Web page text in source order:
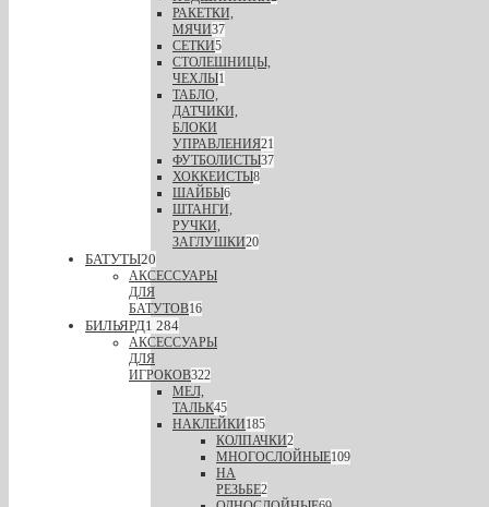
РАКЕТКИ,
МЯЧИ37
СЕТКИ5
СТОЛЕШНИЦЫ,
ЧЕХЛЫ1
ТАБЛО,
ДАТЧИКИ,
БЛОКИ
УПРАВЛЕНИЯ21
ФУТБОЛИСТЫ37
ХОККЕИСТЫ8
ШАЙБЫ6
ШТАНГИ,
РУЧКИ,
ЗАГЛУШКИ20
БАТУТЫ20
АКСЕССУАРЫ
ДЛЯ
БАТУТОВ16
БИЛЬЯРД1 284
АКСЕССУАРЫ
ДЛЯ
ИГРОКОВ322
МЕЛ,
ТАЛЬК45
НАКЛЕЙКИ185
КОЛПАЧКИ2
МНОГОСЛОЙНЫЕ109
НА
РЕЗЬБЕ2